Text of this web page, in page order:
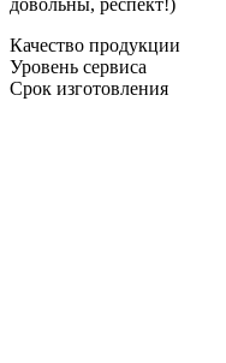
Качество продукции
Уровень сервиса
Срок изготовления